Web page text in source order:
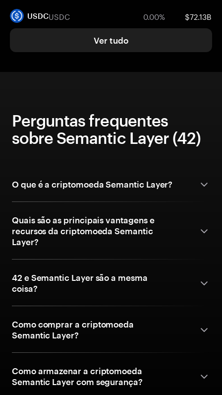
USDCUSDC 0.00% $72.13B
Ver tudo
Perguntas frequentes
sobre Semantic Layer (42)
O que é a criptomoeda Semantic Layer?
Quais são as principais vantagens e
recursos da criptomoeda Semantic
Layer?
42 e Semantic Layer são a mesma
coisa?
Como comprar a criptomoeda
Semantic Layer?
Como armazenar a criptomoeda
Semantic Layer com segurança?